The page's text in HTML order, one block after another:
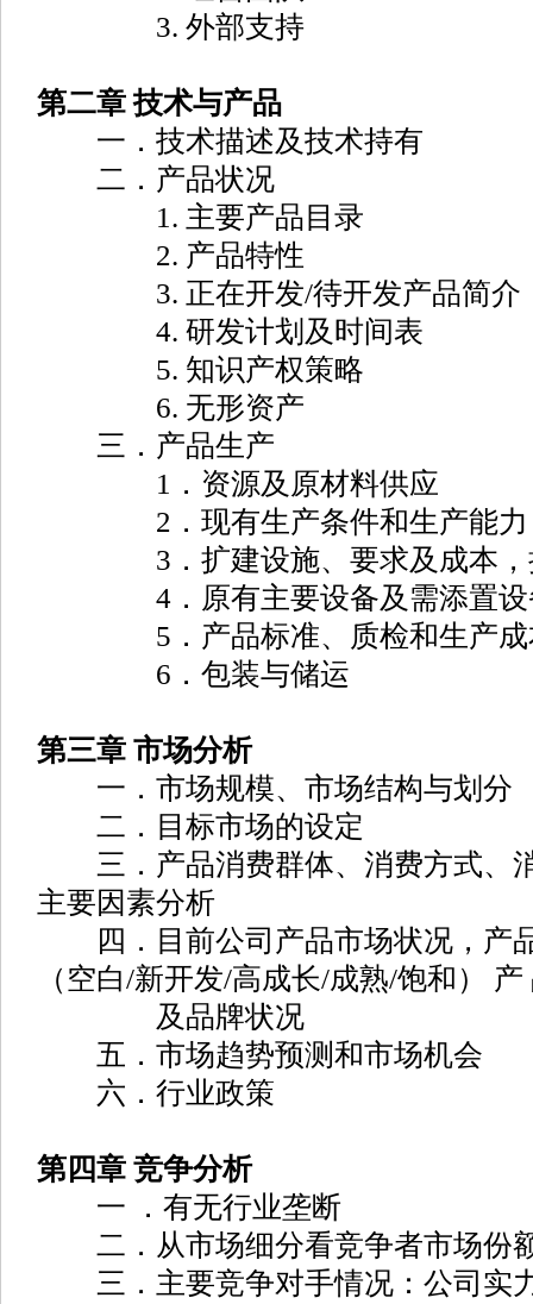
3. 外部支持
第二章 技术与产品
一．技术描述及技术持有
二．产品状况
1. 主要产品目录
2. 产品特性
3. 正在开发/待开发产品简介
4. 研发计划及时间表
5. 知识产权策略
6. 无形资产
三．产品生产
1．资源及原材料供应
2．现有生产条件和生产能力
3．扩建设施、要求及成本，
4．原有主要设备及需添置设
5．产品标准、质检和生产成
6．包装与储运
第三章 市场分析
一．市场规模、市场结构与划分
二．目标市场的设定
三．产品消费群体、消费方式、
主要因素分析
四．目前公司产品市场状况，产
（空白/新开发/高成长/成熟/饱和） 产
及品牌状况
五．市场趋势预测和市场机会
六．行业政策
第四章 竞争分析
一 ．有无行业垄断
二．从市场细分看竞争者市场份
三．主要竞争对手情况：公司实